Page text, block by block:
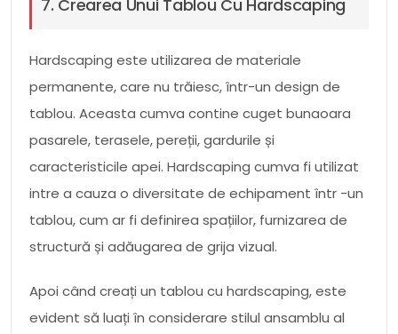
7. Crearea Unui Tablou Cu Hardscaping
Hardscaping este utilizarea de materiale
permanente, care nu trăiesc, într-un design de
tablou. Aceasta cumva contine cuget bunaoara
pasarele, terasele, pereții, gardurile și
caracteristicile apei. Hardscaping cumva fi utilizat
intre a cauza o diversitate de echipament într -un
tablou, cum ar fi definirea spațiilor, furnizarea de
structură și adăugarea de grija vizual.
Apoi când creați un tablou cu hardscaping, este
evident să luați în considerare stilul ansamblu al